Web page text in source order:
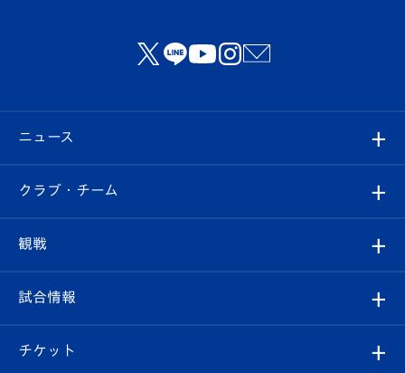
ニュース
すべて
クラブ
試合情報
クラブ・チーム
クラブ概要
観戦
観戦ルール
試合情報
試合日程/結果
チケット